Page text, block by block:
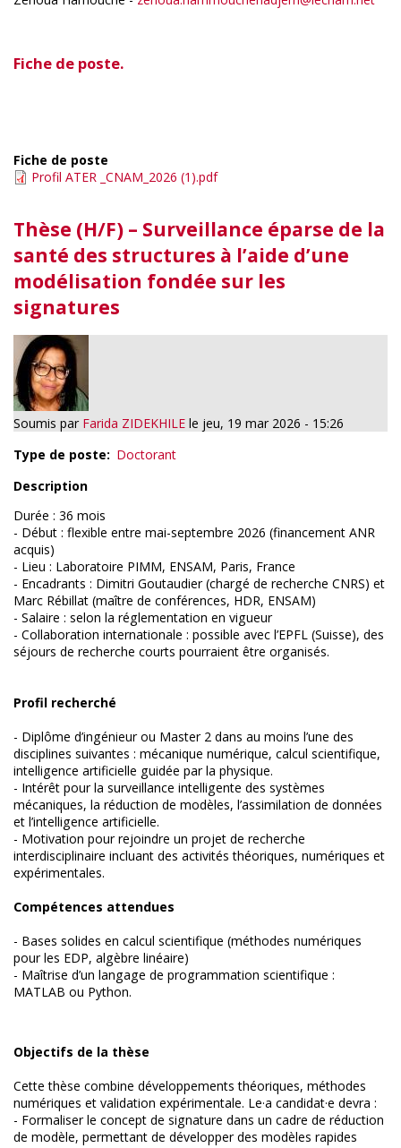
Fiche de poste.
Fiche de poste
Profil ATER _CNAM_2026 (1).pdf
Thèse (H/F) – Surveillance éparse de la
santé des structures à l’aide d’une
modélisation fondée sur les
signatures
Soumis par Farida ZIDEKHILE le jeu, 19 mar 2026 - 15:26
Type de poste
Doctorant
Description
Durée : 36 mois
- Début : flexible entre mai-septembre 2026 (financement ANR
acquis)
- Lieu : Laboratoire PIMM, ENSAM, Paris, France
- Encadrants : Dimitri Goutaudier (chargé de recherche CNRS) et
Marc Rébillat (maître de conférences, HDR, ENSAM)
- Salaire : selon la réglementation en vigueur
- Collaboration internationale : possible avec l’EPFL (Suisse), des
séjours de recherche courts pourraient être organisés.
Profil recherché
- Diplôme d’ingénieur ou Master 2 dans au moins l’une des
disciplines suivantes : mécanique numérique, calcul scientifique,
intelligence artificielle guidée par la physique.
- Intérêt pour la surveillance intelligente des systèmes
mécaniques, la réduction de modèles, l’assimilation de données
et l’intelligence artificielle.
- Motivation pour rejoindre un projet de recherche
interdisciplinaire incluant des activités théoriques, numériques et
expérimentales.
Compétences attendues
- Bases solides en calcul scientifique (méthodes numériques
pour les EDP, algèbre linéaire)
- Maîtrise d’un langage de programmation scientifique :
MATLAB ou Python.
Objectifs de la thèse
Cette thèse combine développements théoriques, méthodes
numériques et validation expérimentale. Le·a candidat·e devra :
- Formaliser le concept de signature dans un cadre de réduction
de modèle, permettant de développer des modèles rapides